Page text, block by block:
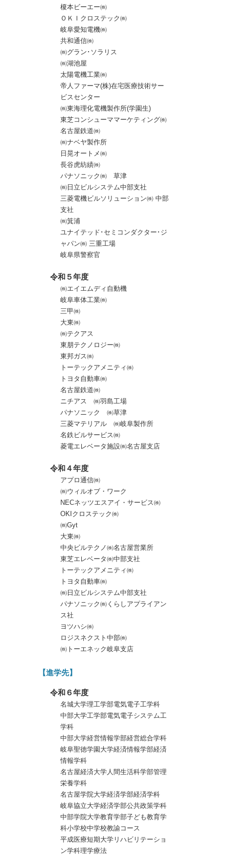
榎本ビーエー㈱
ＯＫＩクロステック㈱
岐阜愛知電機㈱
共和通信㈱
㈱グラン･ソラリス
㈱湖池屋
太陽電機工業㈱
帝人ファーマ(株)在宅医療技術サー
ビスセンター
㈱東海理化電機製作所(学園生)
東芝コンシューママーケティング㈱
名古屋鉄道㈱
㈱ナベヤ製作所
日晃オートメ㈱
長谷虎紡績㈱
パナソニック㈱ 草津
㈱日立ビルシステム中部支社
三菱電機ビルソリューション㈱ 中部
支社
㈱箕浦
ユナイテッド･セミコンダクター･ジ
ャパン㈱ 三重工場
岐阜県警察官
令和５年度
㈱エイエムディ自動機
岐阜車体工業㈱
三甲㈱
大東㈱
㈱テクアス
東朋テクノロジー㈱
東邦ガス㈱
トーテックアメニティ㈱
トヨタ自動車㈱
名古屋鉄道㈱
ニチアス ㈱羽島工場
パナソニック ㈱草津
三菱マテリアル ㈱岐阜製作所
名鉄ビルサービス㈱
菱電エレベータ施設㈱名古屋支店
令和４年度
アプロ通信㈱
㈱ウィルオブ・ワーク
NECネッツエスアイ・サービス㈱
OKIクロステック㈱
㈱Gyt
大東㈱
中央ビルテクノ㈱名古屋営業所
東芝エレベータ㈱中部支社
トーテックアメニティ㈱
トヨタ自動車㈱
㈱日立ビルシステム中部支社
パナソニック㈱くらしアプライアン
ス社
ヨツハシ㈱
ロジスネクスト中部㈱
㈱トーエネック岐阜支店
【進学先】
令和６年度
名城大学理工学部電気電子工学科
中部大学工学部電気電子システム工
学科
中部大学経営情報学部経営総合学科
岐阜聖徳学園大学経済情報学部経済
情報学科
名古屋経済大学人間生活科学部管理
栄養学科
名古屋学院大学経済学部経済学科
岐阜協立大学経済学部公共政策学科
中部学院大学教育学部子ども教育学
科小学校中学校教諭コース
平成医療短期大学リハビリテーショ
ン学科理学療法